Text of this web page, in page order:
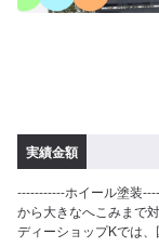
実績金額
-----------ホイール塗装
から大きなへこみまで
ディーショップKでは